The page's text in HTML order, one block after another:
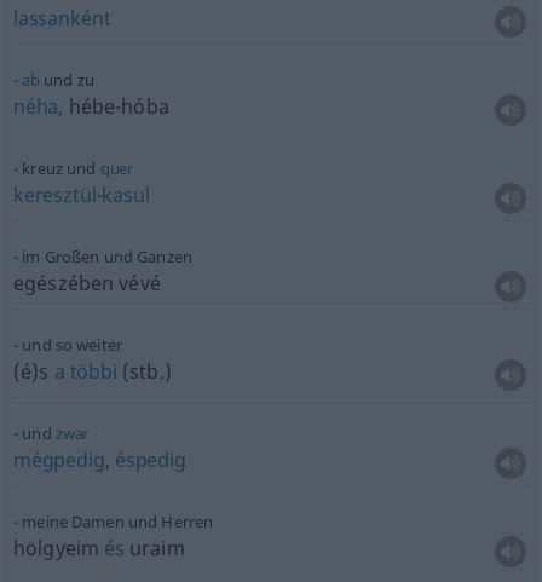
lassanként
ab und zu
néha, hébe-hóba
kreuz und quer
keresztül-kasul
im Großen und Ganzen
egészében vévé
und so weiter
(é)s a többi (stb.)
und zwar
mégpedig, éspedig
meine Damen und Herren
hölgyeim és uraim